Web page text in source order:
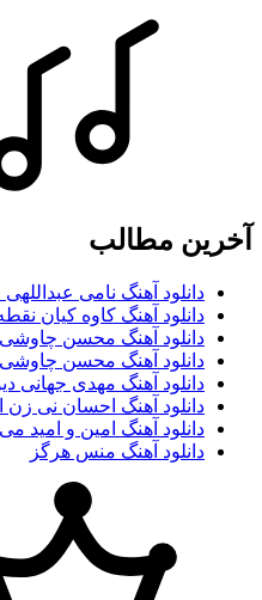
آخرین مطالب
دانلود آهنگ نامی
دانلود آهنگ کاوه کیان
دانلود آهنگ محسن
دانلود آهنگ محسن
دانلود آهنگ مهدی جهانی
دانلود آهنگ احسان نی زن
دانلود آهنگ امین و امید می
دانلود آهنگ منس هرگز